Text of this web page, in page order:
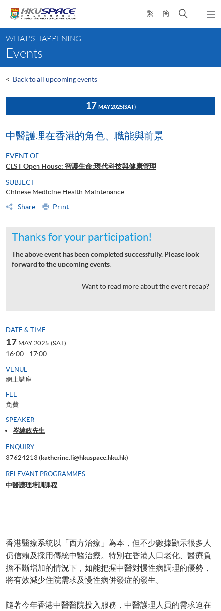
content
繁 簡
Open
search
content
start
WHAT'S HAPPENING
Events
< Back to all upcoming events
17 MAY 2025(SAT)
中醫護理在香港的角色、職能與前景
EVENT OF
CLST Open House: 智護生命:現代科技與健康管理
SUBJECT
Chinese Medicine Health Maintenance
Share
Print
Thanks for your participation!
The above event has been completed successfully. Please look
forward to the upcoming events.
Want to read more about the event recap?
DATE & TIME
17 MAY 2025 (SAT)
16:00 - 17:00
VENUE
網上講座
FEE
免費
SPEAKER
岑緯政先生
ENQUIRY
37624213 (katherine.li@hkuspace.hku.hk)
RELEVANT PROGRAMMES
中醫護理培訓課程
香港醫療系統以「西方治療」為本，但不少數據顯示很多人
仍信賴及採用傳統中醫治療。特別在香港人口老化、醫療負
擔不斷增加的情況下，如能把握中醫對慢性病調理的優勢，
將有效減少住院需求及慢性病併發症的發生。
隨著今年香港中醫醫院投入服務，中醫護理人員的需求迫在